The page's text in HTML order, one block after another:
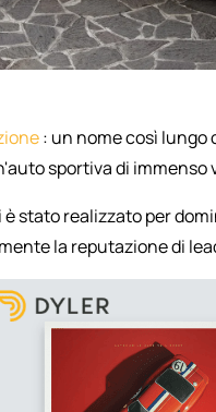
: un nome così lungo
sportiva di immenso
stato realizzato per
la reputazione di